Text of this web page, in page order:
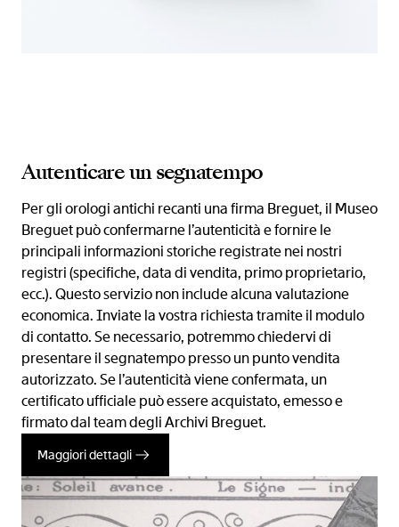
Autenticare un segnatempo
Per gli orologi antichi recanti una firma Breguet, il Museo
Breguet può confermarne l’autenticità e fornire le
principali informazioni storiche registrate nei nostri
registri (specifiche, data di vendita, primo proprietario,
ecc.). Questo servizio non include alcuna valutazione
economica. Inviate la vostra richiesta tramite il modulo
di contatto. Se necessario, potremmo chiedervi di
presentare il segnatempo presso un punto vendita
autorizzato. Se l’autenticità viene confermata, un
certificato ufficiale può essere acquistato, emesso e
firmato dal team degli Archivi Breguet.
Maggiori dettagli